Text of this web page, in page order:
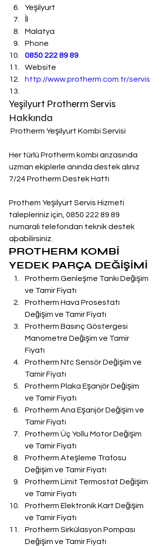
Yeşilyurt
Malatya
Phone
0850 222 89 89
Website
http://www.protherm.com.tr/servis
Yeşilyurt Protherm Servis
Hakkında
Protherm Yeşilyurt Kombi Servisi
Her türlü Protherm kombi arızasında
uzman ekiplerle anında destek alınız
7/24 Protherm Destek Hattı
Prothem Yeşilyurt Servis Hizmeti
talepleriniz için, 0850 222 89 89
numarali telefondan teknik destek
aþabilirsiniz.
PROTHERM KOMBİ
YEDEK PARÇA DEĞİŞİMİ
Protherm Genleşme Tankı Değişim
ve Tamir Fiyatı
Protherm Hava Prosestatı
Değişim ve Tamir Fiyatı
Protherm Basınç Göstergesi
Manometre Değişim ve Tamir
Fiyatı
Protherm Ntc Sensör Değişim ve
Tamir Fiyatı
Protherm Plaka Eşanjör Değişim
ve Tamir Fiyatı
Protherm Ana Eşanjör Değişim ve
Tamir Fiyatı
Protherm Üç Yollu Motor Değişim
ve Tamir Fiyatı
Protherm Ateşleme Trafosu
Değişim ve Tamir Fiyatı
Protherm Limit Termostat Değişim
ve Tamir Fiyatı
Protherm Elektronik Kart Değişim
ve Tamir Fiyatı
Protherm Sirkülasyon Pompası
Değişim ve Tamir Fiyatı